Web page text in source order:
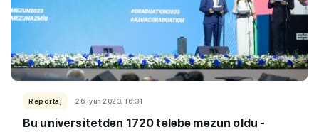
Reportaj 26 İyun 2023, 16:31
Bu universitetdən 1720 tələbə məzun oldu -